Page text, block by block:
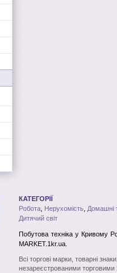
КАТЕГОРІЇ
Робота Нерухомість Домашні
Дитячий світ
Побутова техніка у Кривому
MARKET.1kr.ua.
Всі торгові марки, товарні
незареєстрованими